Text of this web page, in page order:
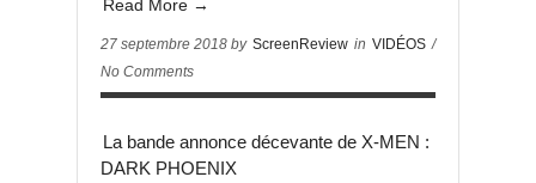
Read More →
27 septembre 2018 by ScreenReview in VIDÉOS /
No Comments
La bande annonce décevante de X-MEN :
DARK PHOENIX